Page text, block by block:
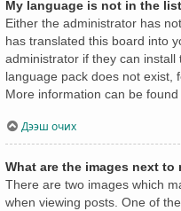
My language is not in the
Either the administrator has
has translated this board into
administrator if they can
language pack does not exist,
More information can be found
Дээш очих
What are the images next to
There are two images which
when viewing posts. One of